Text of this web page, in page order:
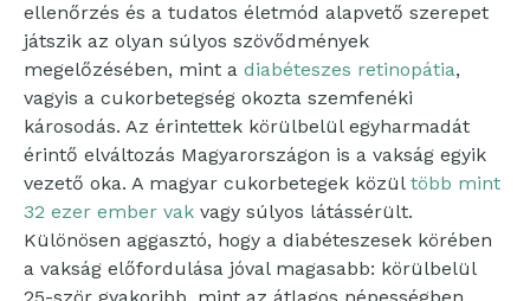
ellenőrzés és a tudatos életmód alapvető szerepet
játszik az olyan súlyos szövődmények
megelőzésében, mint a diabéteszes retinopátia,
vagyis a cukorbetegség okozta szemfenéki
károsodás. Az érintettek körülbelül egyharmadát
érintő elváltozás Magyarországon is a vakság egyik
vezető oka. A magyar cukorbetegek közül több mint
32 ezer ember vak vagy súlyos látássérült.
Különösen aggasztó, hogy a diabéteszesek körében
a vakság előfordulása jóval magasabb: körülbelül